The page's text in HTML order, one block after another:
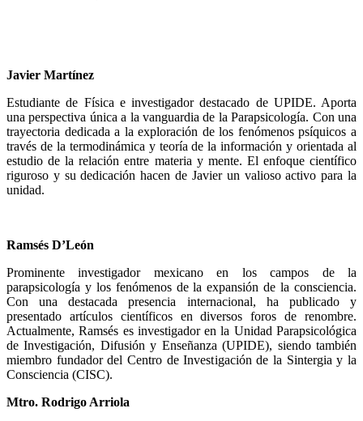
Javier Martínez
Estudiante de Física e investigador destacado de UPIDE. Aporta
una perspectiva única a la vanguardia de la Parapsicología. Con una
trayectoria dedicada a la exploración de los fenómenos psíquicos a
través de la termodinámica y teoría de la información y orientada al
estudio de la relación entre materia y mente. El enfoque científico
riguroso y su dedicación hacen de Javier un valioso activo para la
unidad.
Ramsés D’León
Prominente investigador mexicano en los campos de la
parapsicología y los fenómenos de la expansión de la consciencia.
Con una destacada presencia internacional, ha publicado y
presentado artículos científicos en diversos foros de renombre.
Actualmente, Ramsés es investigador en la Unidad Parapsicológica
de Investigación, Difusión y Enseñanza (UPIDE), siendo también
miembro fundador del Centro de Investigación de la Sintergia y la
Consciencia (CISC).
Mtro. Rodrigo Arriola